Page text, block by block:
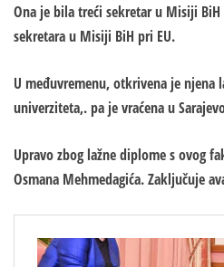
Ona je bila treći sekretar u Misiji
sekretara u Misiji BiH pri EU.
U međuvremenu, otkrivena je njena
univerziteta,. pa je vraćena u
Upravo zbog lažne diplome s ovog
Osmana Mehmedagića. Zaključuje